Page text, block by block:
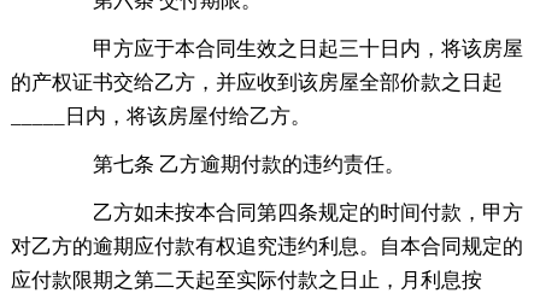
甲方应于本合同生效之日起三十日内，将该房屋
的产权证书交给乙方，并应收到该房屋全部价款之日起
_____日内，将该房屋付给乙方。
第七条 乙方逾期付款的违约责任。
乙方如未按本合同第四条规定的时间付款，甲方
对乙方的逾期应付款有权追究违约利息。自本合同规定的
应付款限期之第二天起至实际付款之日止，月利息按